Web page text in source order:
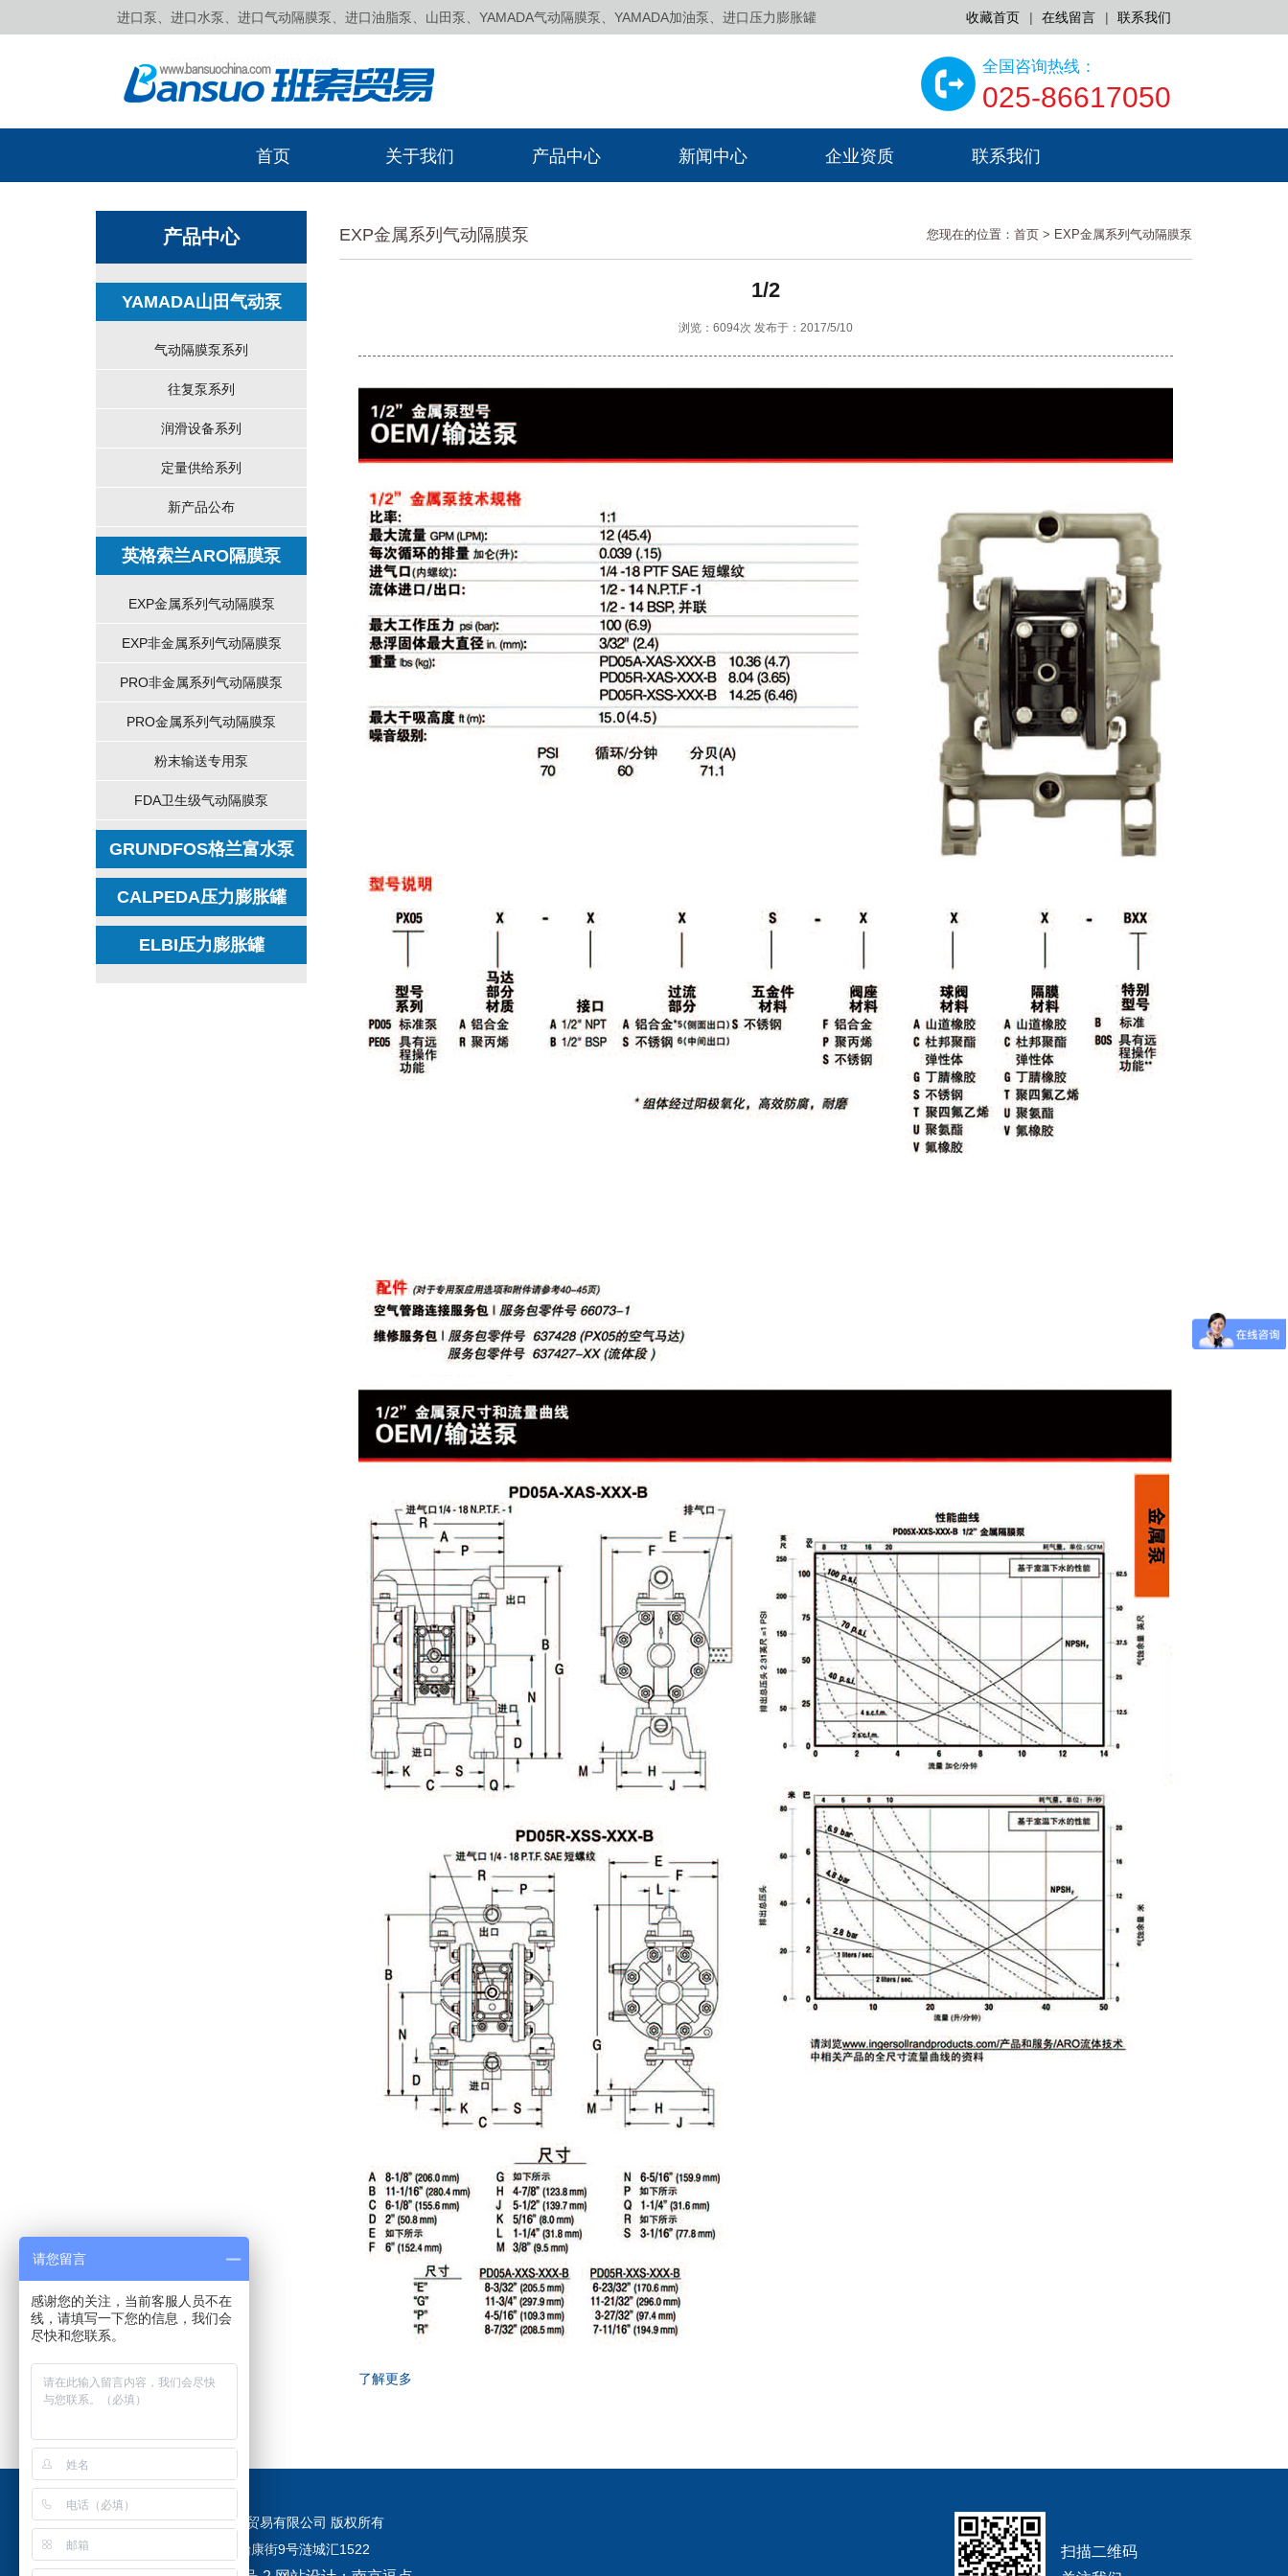
进口泵、进口水泵、进口气动隔膜泵、进口油脂泵、山田泵、YAMADA气动隔膜泵、YAMADA加油泵、进口压力膨胀罐 收藏首页 | 在线留言 | 联系我们
全国咨询热线：
025-86617050
首页 关于我们 产品中心 新闻中心 企业资质 联系我们
产品中心
YAMADA山田气动泵
气动隔膜泵系列
往复泵系列
润滑设备系列
定量供给系列
新产品公布
英格索兰ARO隔膜泵
EXP金属系列气动隔膜泵
EXP非金属系列气动隔膜泵
PRO非金属系列气动隔膜泵
PRO金属系列气动隔膜泵
粉末输送专用泵
FDA卫生级气动隔膜泵
GRUNDFOS格兰富水泵
CALPEDA压力膨胀罐
ELBI压力膨胀罐
EXP金属系列气动隔膜泵 您现在的位置： 首页 > EXP金属系列气动隔膜泵
1/2
浏览：6094次 发布于：2017/5/10
了解更多
Copyright © 南京班索贸易有限公司 版权所有
江苏省南京市建邺区怡康街9号涟城汇1522
扫描二维码
请您留言
感谢您的关注，当前客服人员不在
线，请填写一下您的信息，我们会
尽快和您联系。